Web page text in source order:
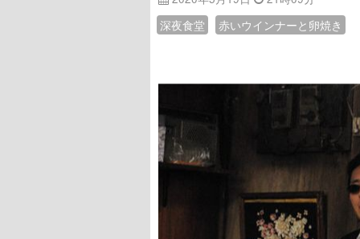
深夜食堂
赤いウインナーと卵焼き